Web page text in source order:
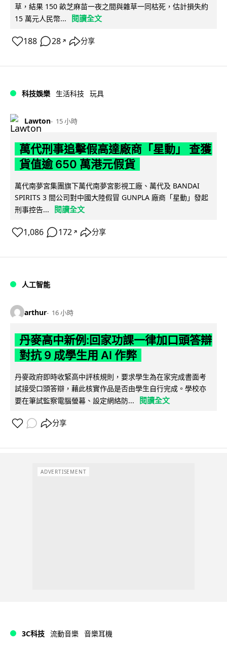
草，結果 150 畝芝麻苗一夜之間與雜草一同枯死，估計損失約
15 萬元人民幣...
閱讀全文
188 28 ↗ 分享
科技娛樂 生活科技 玩具
Lawton 15 小時
萬代刑事追擊假高達廠商「星動」 查獲
貨值逾 650 萬港元假貨
萬代南夢宮集團旗下萬代南夢宮影視工廠、萬代及 BANDAI
SPIRITS 3 間公司對中國大陸假冒 GUNPLA 廠商「星動」發起
刑事控告...
閱讀全文
1,086 172 ↗ 分享
人工智能
arthur 16 小時
丹麥高中新例:回家功課一律加口頭答辯
對抗 9 成學生用 AI 作弊
丹麥政府即時收緊高中評核規則，要求學生為在家完成書面考
試接受口頭答辯，藉此核實作品是否由學生自行完成。學校亦
要在筆試監察電腦螢幕、設定網絡防...
閱讀全文
分享
ADVERTISEMENT
3C科技 流動音樂 音樂耳機